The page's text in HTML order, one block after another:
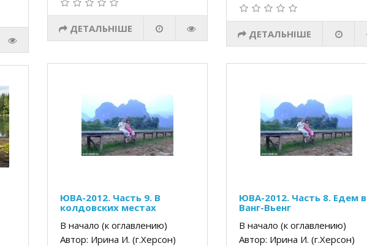
ДЕТАЛЬНІШЕ ДЕТАЛЬНІШЕ
ЮВА-2012. Часть 9. В
колдовских местах
В начало (к оглавлению)
Автор: Ирина И. (г.Херсон)
ЮВА-2012. Часть 8. Едем в
Ванг-Вьенг
В начало (к оглавлению)
Автор: Ирина И. (г.Херсон)